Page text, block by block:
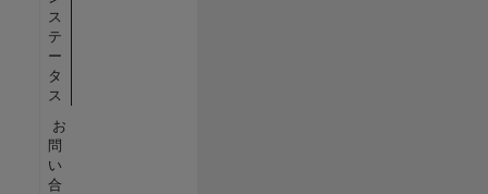
ス
テ
ー
タ
ス
お
問
い
合